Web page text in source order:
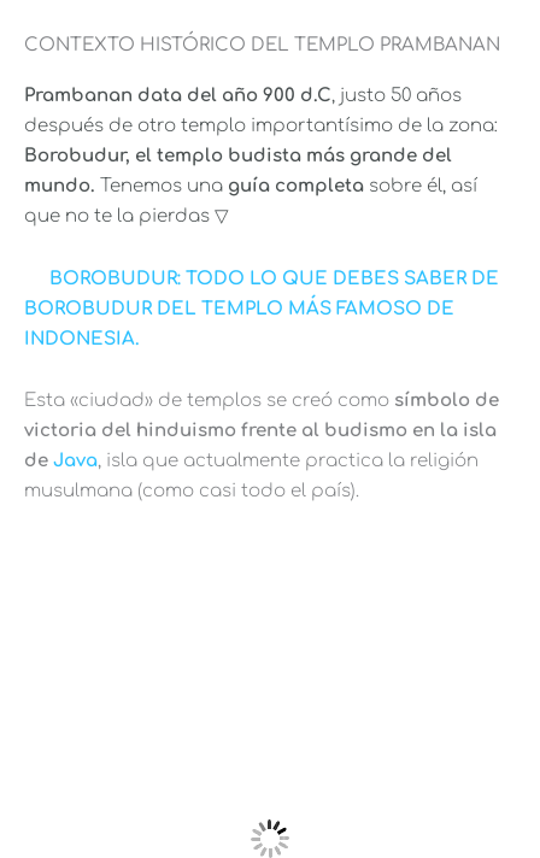
CONTEXTO HISTÓRICO DEL TEMPLO PRAMBANAN
Prambanan data del año 900 d.C, justo 50 años
después de otro templo importantísimo de la zona:
Borobudur, el templo budista más grande del
mundo. Tenemos una guía completa sobre él, así
que no te la pierdas ▽
BOROBUDUR: TODO LO QUE DEBES SABER DE
BOROBUDUR DEL TEMPLO MÁS FAMOSO DE
INDONESIA.
Esta «ciudad» de templos se creó como símbolo de
victoria del hinduismo frente al budismo en la isla
de Java, isla que actualmente practica la religión
musulmana (como casi todo el país).